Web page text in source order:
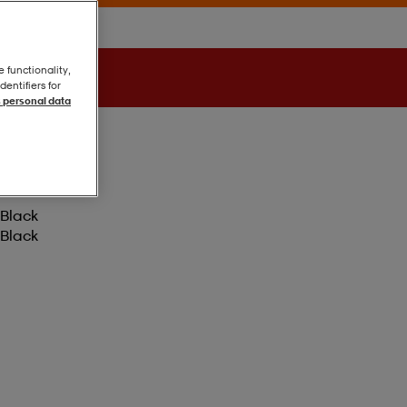
Black
Black
functionality,
for
personal data